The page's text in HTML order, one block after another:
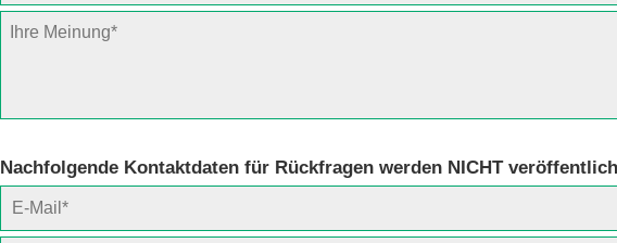
Nachfolgende Kontaktdaten für Rückfragen werden NICHT